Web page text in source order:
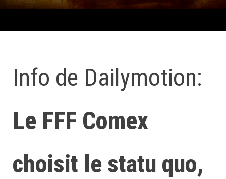
Info de Dailymotion:
Le FFF Comex
choisit le statu quo,